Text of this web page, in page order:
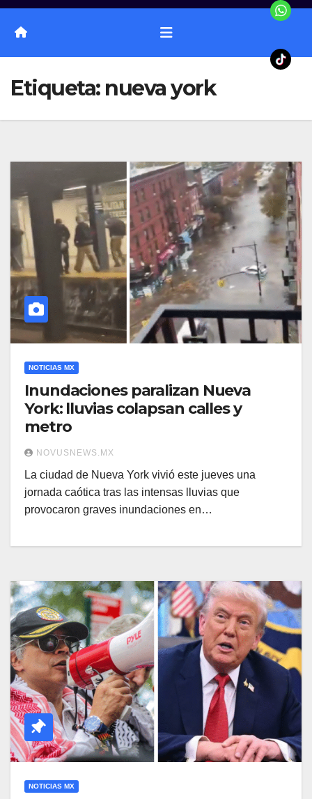
Etiqueta: nueva york
NOTICIAS MX
Inundaciones paralizan Nueva
York: lluvias colapsan calles y
metro
NOVUSNEWS.MX
La ciudad de Nueva York vivió este jueves una
jornada caótica tras las intensas lluvias que
provocaron graves inundaciones en…
NOTICIAS MX